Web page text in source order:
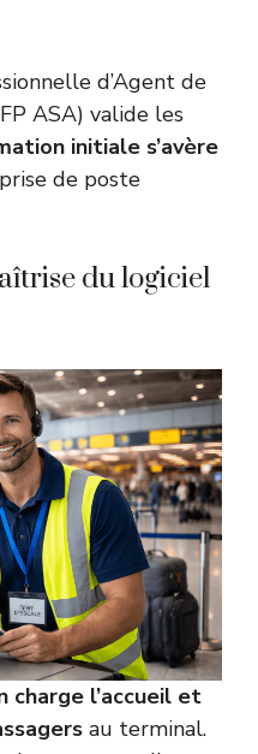
d’Agent de
ASA) valide les
initiale s’avère
de poste
du logiciel
charge l’accueil et
au terminal.